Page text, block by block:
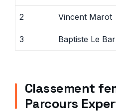
2 Vincent Marot
3 Baptiste Le
Classement
Parcours